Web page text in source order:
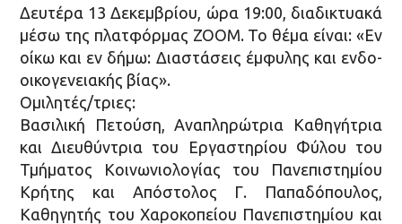
Δευτέρα 13 Δεκεμβρίου, ώρα 19:00, διαδικτυακά
μέσω της πλατφόρμας ZOOM. Το θέμα είναι: «Εν
οίκω και εν δήμω: Διαστάσεις έμφυλης και ενδο-
οικογενειακής βίας».
Ομιλητές/τριες:
Βασιλική Πετούση, Αναπληρώτρια Καθηγήτρια
και Διευθύντρια του Εργαστηρίου Φύλου του
Τμήματος Κοινωνιολογίας του Πανεπιστημίου
Κρήτης και Απόστολος Γ. Παπαδόπουλος,
Καθηγητής του Χαροκοπείου Πανεπιστημίου και